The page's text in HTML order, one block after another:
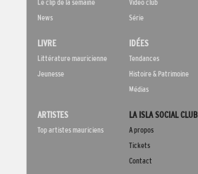
News
Série
LIVRE
Littérature mauricienne
Jeunesse
IDÉES
Tendances
Histoire & Patrimoine
Médias
ARTISTES
Top artistes mauriciens
LA ISLA SOCIAL CLUB
A propos
Tickets
Contact